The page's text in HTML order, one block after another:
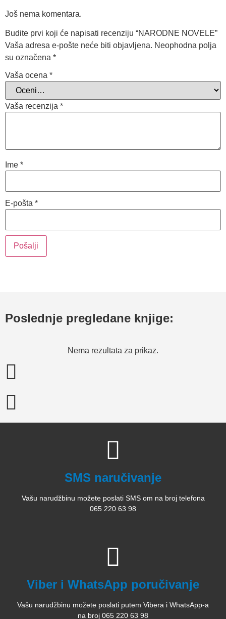
Još nema komentara.
Budite prvi koji će napisati recenziju “NARODNE NOVELE”
Vaša adresa e-pošte neće biti objavljena. Neophodna polja
su označena *
Vaša ocena *
Vaša recenzija *
Ime *
E-pošta *
Poslednje pregledane knjige:
Nema rezultata za prikaz.
SMS naručivanje
Vašu narudžbinu možete poslati SMS om na broj telefona
065 220 63 98
Viber i WhatsApp poručivanje
Vašu narudžbinu možete poslati putem Vibera i WhatsApp-a
na broj 065 220 63 98